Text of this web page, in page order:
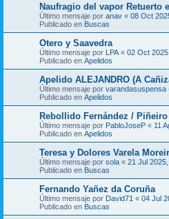
Naufragio del vapor Retuerto
Último mensaje por anav « 08 Oct
Publicado en Buscas
Otero y Saavedra
Último mensaje por LPA « 02 Oct
Publicado en Apelidos
Apelido ALEJANDRO (A
Último mensaje por varandasuspensa
Publicado en Apelidos
Rebollido Fernández /
Último mensaje por PabloJoseP « 11
Publicado en Apelidos
Teresa y Dolores Varela
Último mensaje por sola « 21 Jul
Publicado en Buscas
Fernando Yañez da Coruña
Último mensaje por David71 « 04 Jul
Publicado en Buscas